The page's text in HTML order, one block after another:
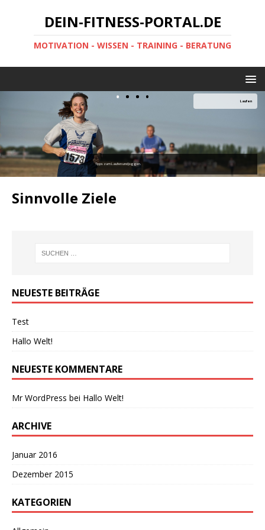
DEIN-FITNESS-PORTAL.DE
MOTIVATION - WISSEN - TRAINING - BERATUNG
Laufen
Tipps zum Laufen und Joggen.
Sinnvolle Ziele
NEUESTE BEITRÄGE
Test
Hallo Welt!
NEUESTE KOMMENTARE
Mr WordPress bei Hallo Welt!
ARCHIVE
Januar 2016
Dezember 2015
KATEGORIEN